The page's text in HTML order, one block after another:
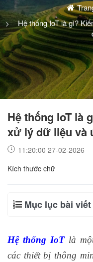
Hệ thống IoT là gì?
Hệ thống IoT là
xử lý dữ liệu và
11:20:00 27-02-2026
Kích thước chữ
Mục lục bài viết
Hệ thống IoTlà
các thiết bị thông